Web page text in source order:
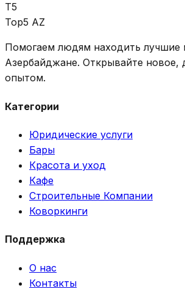
T5
Top5 AZ
Помогаем людям находить лучшие
Азербайджане. Открывайте новое,
опытом.
Категории
Юридические услуги
Бары
Красота и уход
Кафе
Строительные Компании
Коворкинги
Поддержка
О нас
Контакты